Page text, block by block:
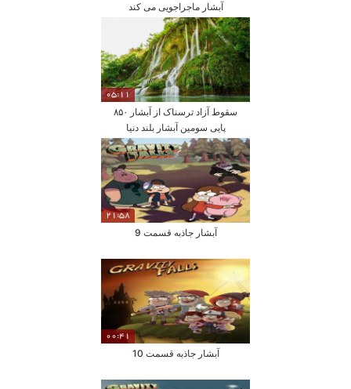
آبشار ماجراجویی می کند
05:11
سقوط آزاد ترسناک از آبشار ۸۵۰
پایی سومین آبشار بلند دنیا
21:58
آبشار جاذبه قسمت 9
00:41
آبشار جاذبه قسمت 10